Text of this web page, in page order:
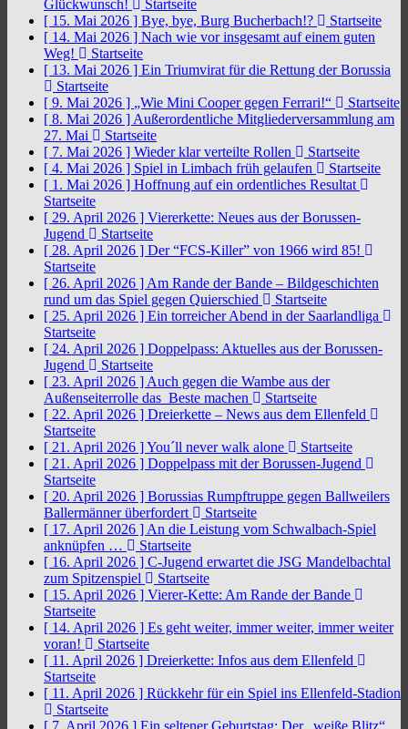
Glückwunsch!
Startseite
[ 15. Mai 2026 ] Bye, bye, Burg Bucherbach!?
Startseite
[ 14. Mai 2026 ] Nach wie vor insgesamt auf einem guten
Weg!
Startseite
[ 13. Mai 2026 ] Ein Triumvirat für die Rettung der Borussia
Startseite
[ 9. Mai 2026 ] „Wie Mini Cooper gegen Ferrari!“
Startseite
[ 8. Mai 2026 ] Außerordentliche Mitgliederversammlung am
27. Mai
Startseite
[ 7. Mai 2026 ] Wieder klar verteilte Rollen
Startseite
[ 4. Mai 2026 ] Spiel in Limbach früh gelaufen
Startseite
[ 1. Mai 2026 ] Hoffnung auf ein ordentliches Resultat
Startseite
[ 29. April 2026 ] Viererkette: Neues aus der Borussen-
Jugend
Startseite
[ 28. April 2026 ] Der “FCS-Killer” von 1966 wird 85!
Startseite
[ 26. April 2026 ] Am Rande der Bande – Bildgeschichten
rund um das Spiel gegen Quierschied
Startseite
[ 25. April 2026 ] Ein torreicher Abend in der Saarlandliga
Startseite
[ 24. April 2026 ] Doppelpass: Aktuelles aus der Borussen-
Jugend
Startseite
[ 23. April 2026 ] Auch gegen die Wambe aus der
Außenseiterrolle das Beste machen
Startseite
[ 22. April 2026 ] Dreierkette – News aus dem Ellenfeld
Startseite
[ 21. April 2026 ]You´ll never walk alone
Startseite
[ 21. April 2026 ] Doppelpass mit der Borussen-Jugend
Startseite
[ 20. April 2026 ] Borussias Rumpftruppe gegen Ballweilers
Ballermänner überfordert
Startseite
[ 17. April 2026 ] An die Leistung vom Schwalbach-Spiel
anknüpfen …
Startseite
[ 16. April 2026 ] C-Jugend erwartet die JSG Mandelbachtal
zum Spitzenspiel
Startseite
[ 15. April 2026 ] Vierer-Kette: Am Rande der Bande
Startseite
[ 14. April 2026 ] Es geht weiter, immer weiter, immer weiter
voran!
Startseite
[ 11. April 2026 ] Dreierkette: Infos aus dem Ellenfeld
Startseite
[ 11. April 2026 ] Rückkehr für ein Spiel ins Ellenfeld-Stadion
Startseite
[ 7. April 2026 ] Ein seltener Geburtstag: Der „weiße Blitz“